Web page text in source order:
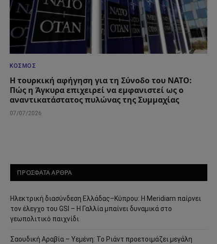
ΚΌΣΜΟΣ
Η τουρκική αφήγηση για τη Σύνοδο του ΝΑΤΟ:
Πώς η Άγκυρα επιχειρεί να εμφανιστεί ως ο
αναντικατάστατος πυλώνας της Συμμαχίας
07/07/2026
ΠΡΟΣΦΑΤΑ ΑΡΘΡΑ
Ηλεκτρική διασύνδεση Ελλάδας–Κύπρου: Η Meridiam παίρνει
τον έλεγχο του GSI – Η Γαλλία μπαίνει δυναμικά στο
γεωπολιτικό παιχνίδι
Σαουδική Αραβία – Υεμένη: Το Ριάντ προετοιμάζει μεγάλη